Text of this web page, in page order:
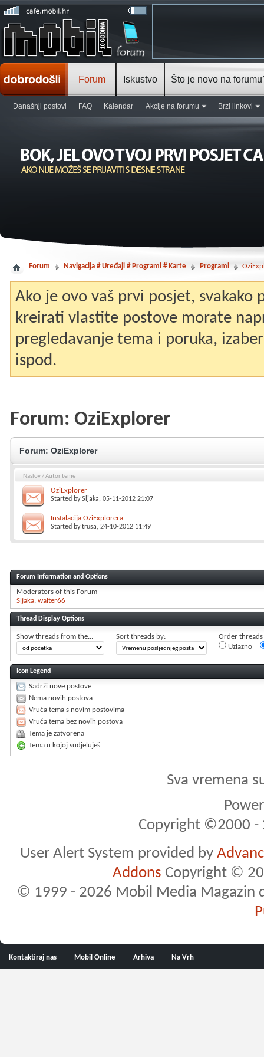
Forum
Današnji postovi FAQ Kalendar Akcije na forumu Brzi linkovi
Iskustvo Što je novo na
Forum Navigacija # Uređaji # Programi # Karte Programi
Ako je ovo vaš prvi posjet, svakako
kreirati vlastite postove morate
pregledavanje tema i poruka,
ispod.
Forum: OziExplorer
Forum: OziExplorer
Naslov/Autor teme
OziExplorer
Started bySljaka, 05-11-2012 21:07
Instalacija OziExplorera
Started bytrusa, 24-10-2012 11:49
Forum Information and Options
Moderators of this Forum
Sljaka walter66
Thread Display Options
Show threads from the... Sort threads by:
Order threads
Uzlazno
Icon Legend
Sadrži nove postove
Nema novih postova
Vruća tema s novim postovima
Vruća tema bez novih postova
Tema je zatvorena
Tema u kojoj sudjeluješ
Sva vremena
Copyright ©2000 -
User Alert System provided by
Addons Copyright ©
© 1999 - 2026 Mobil Media Magazin
Kontaktiraj nas Mobil Online Arhiva Na Vrh